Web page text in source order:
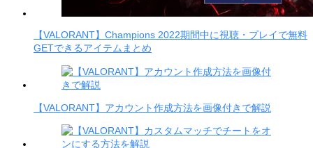
【VALORANT】Champions 2022期間中に視聴・プレイで無料
GETできるアイテムまとめ
【VALORANT】アカウント作成方法を画像付きで解説